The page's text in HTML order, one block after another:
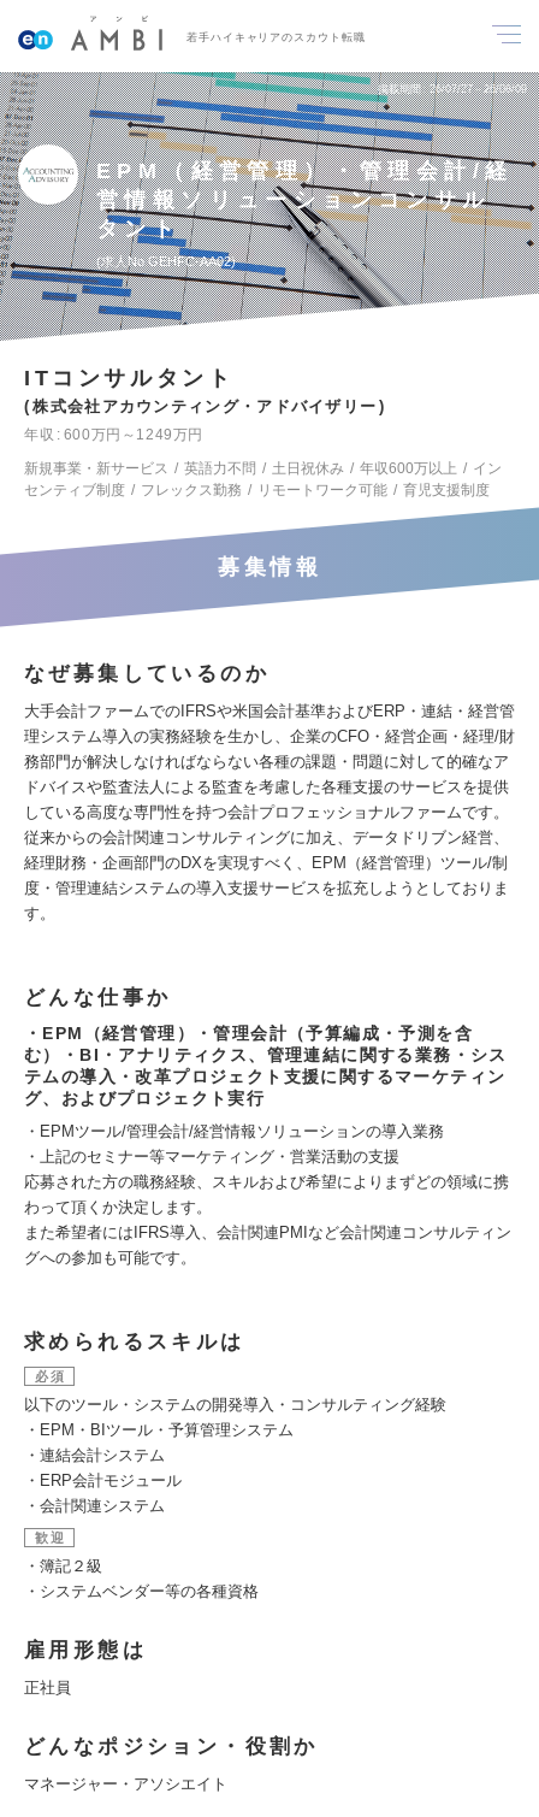
若手ハイキャリアのスカウト転職
掲載期間 26/07/27～26/08/09
EPM（経営管理）・管理会計/経
営情報ソリューションコンサル
タント
求人No.GEHFC-AA02
ITコンサルタント
株式会社アカウンティング・アドバイザリー
年収
600万円～1249万円
新規事業・新サービス
英語力不問 土日祝休み 年収600万以上
イン
センティブ制度
フレックス勤務 リモートワーク可能 育児支援制度
募集情報
なぜ募集しているのか
大手会計ファームでのIFRSや米国会計基準およびERP・連結・経営管
理システム導入の実務経験を生かし、企業のCFO・経営企画・経理/財
務部門が解決しなければならない各種の課題・問題に対して的確なア
ドバイスや監査法人による監査を考慮した各種支援のサービスを提供
している高度な専門性を持つ会計プロフェッショナルファームです。
従来からの会計関連コンサルティングに加え、データドリブン経営、
経理財務・企画部門のDXを実現すべく、EPM（経営管理）ツール/制
度・管理連結システムの導入支援サービスを拡充しようとしておりま
す。
どんな仕事か
・EPM（経営管理）・管理会計（予算編成・予測を含
む）・BI・アナリティクス、管理連結に関する業務・シス
テムの導入・改革プロジェクト支援に関するマーケティン
グ、およびプロジェクト実行
・EPMツール/管理会計/経営情報ソリューションの導入業務
・上記のセミナー等マーケティング・営業活動の支援
応募された方の職務経験、スキルおよび希望によりまずどの領域に携
わって頂くか決定します。
また希望者にはIFRS導入、会計関連PMIなど会計関連コンサルティン
グへの参加も可能です。
求められるスキルは
必須
以下のツール・システムの開発導入・コンサルティング経験
・EPM・BIツール・予算管理システム
・連結会計システム
・ERP会計モジュール
・会計関連システム
歓迎
・簿記２級
・システムベンダー等の各種資格
雇用形態は
正社員
どんなポジション・役割か
マネージャー・アソシエイト